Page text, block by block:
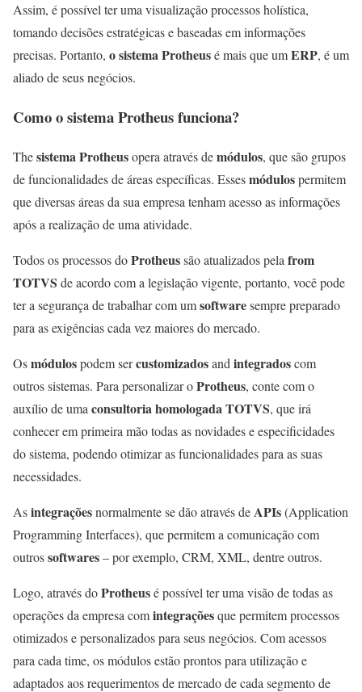
Assim, é possível ter uma visualização processos holística,
tomando decisões estratégicas e baseadas em informações
precisas. Portanto, o sistema Protheusé mais que umERP, é um
aliado de seus negócios.
Como o sistema Protheus funciona?
Thesistema Protheusopera através demódulos, que são grupos
de funcionalidades de áreas específicas. Essesmódulospermitem
que diversas áreas da sua empresa tenham acesso as informações
após a realização de uma atividade.
Todos os processos doProtheussão atualizados pela from
TOTVS de acordo com a legislação vigente, portanto, você pode
ter a segurança de trabalhar com umsoftwaresempre preparado
para as exigências cada vez maiores do mercado.
Osmódulospodem sercustomizadosand integradoscom
outros sistemas. Para personalizar oProtheus, conte com o
auxílio de uma consultoria homologada TOTVS, que irá
conhecer em primeira mão todas as novidades e especificidades
do sistema, podendo otimizar as funcionalidades para as suas
necessidades.
Asintegraçõesnormalmente se dão através deAPIs(Application
Programming Interfaces), que permitem a comunicação com
outrossoftwares– por exemplo, CRM, XML, dentre outros.
Logo, através doProtheusé possível ter uma visão de todas as
operações da empresa comintegraçõesque permitem processos
otimizados e personalizados para seus negócios. Com acessos
para cada time, os módulos estão prontos para utilização e
adaptados aos requerimentos de mercado de cada segmento de